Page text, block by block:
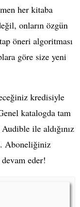
her kitaba
onların özgün
öneri algoritması
göre size yeni
kredisiyle
katalogda tam
ile aldığınız
Aboneliğiniz
eder!